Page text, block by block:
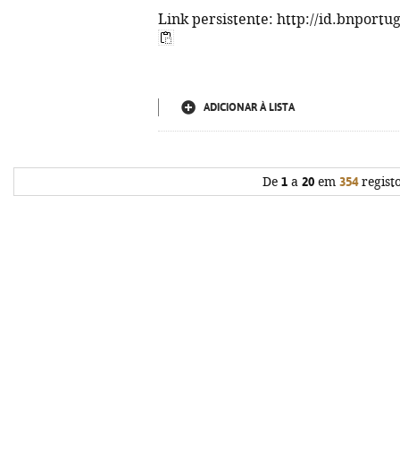
Link persistente: http://
ADICIONAR À LISTA
De 1 a 20 em 354